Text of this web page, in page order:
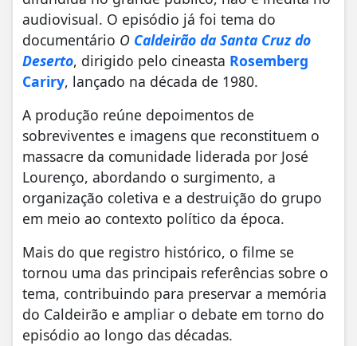
audiovisual. O episódio já foi tema do
documentário O Caldeirão da Santa Cruz do
Deserto, dirigido pelo cineasta Rosemberg
Cariry, lançado na década de 1980.
A produção reúne depoimentos de
sobreviventes e imagens que reconstituem o
massacre da comunidade liderada por José
Lourenço, abordando o surgimento, a
organização coletiva e a destruição do grupo
em meio ao contexto político da época.
Mais do que registro histórico, o filme se
tornou uma das principais referências sobre o
tema, contribuindo para preservar a memória
do Caldeirão e ampliar o debate em torno do
episódio ao longo das décadas.